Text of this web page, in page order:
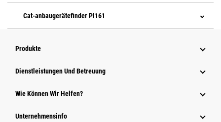
Cat-anbaugerätefinder Pl161
Produkte
Dienstleistungen Und Betreuung
Wie Können Wir Helfen?
Unternehmensinfo